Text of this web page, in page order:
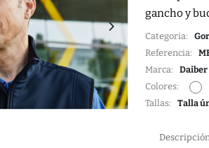
gancho y
Categoria:
Referencia:
Marca: Daiber
Colores:
Tallas: Talla